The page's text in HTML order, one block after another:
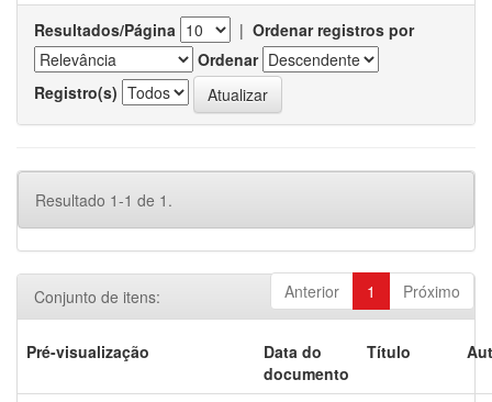
Resultados/Página | Ordenar registros por
Ordenar
Registro(s)
Resultado 1-1 de 1.
Anterior 1 Próximo
Conjunto de itens:
Pré-visualização
Data do
documento
Título